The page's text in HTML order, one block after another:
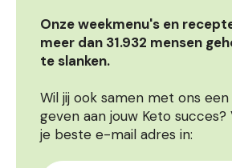
Onze weekmenu's en
meer dan 31.932 mensen
te slanken.
Wil jij ook samen met ons
geven aan jouw Keto
je beste e-mail adres in: